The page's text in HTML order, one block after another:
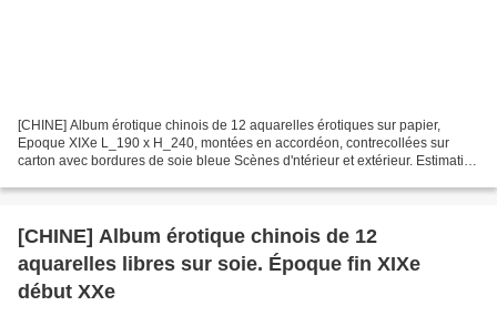
[CHINE] Album érotique chinois de 12 aquarelles érotiques sur papier,
Epoque XIXe L_190 x H_240, montées en accordéon, contrecollées sur
carton avec bordures de soie bleue Scènes d'ntérieur et extérieur. Estimation
[CHINE] Album érotique chinois de 12
aquarelles libres sur soie. Époque fin XIXe
début XXe